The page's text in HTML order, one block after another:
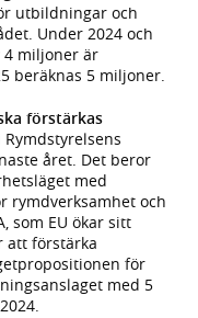
utbildningar och
Under 2024 och
4 miljoner är
beräknas 5 miljoner.
förstärkas
året. Det beror
med
rymdverksamhet och
som EU ökar sitt
att förstärka
för
med 5